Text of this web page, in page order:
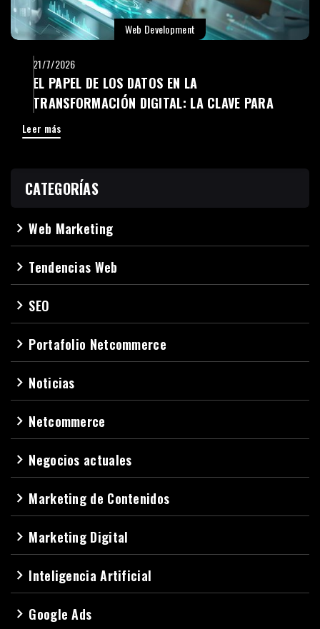
Web Development
21/7/2026
EL PAPEL DE LOS DATOS EN LA
TRANSFORMACIÓN DIGITAL: LA CLAVE PARA
TOMAR MEJORES DECISIONES
Leer más
CATEGORÍAS
navigate_nextWeb Marketing
navigate_next Tendencias Web
navigate_next SEO
navigate_next Portafolio Netcommerce
navigate_next Noticias
navigate_next Netcommerce
navigate_next Negocios actuales
navigate_next Marketing de Contenidos
navigate_next Marketing Digital
navigate_next Inteligencia Artificial
navigate_next Google Ads